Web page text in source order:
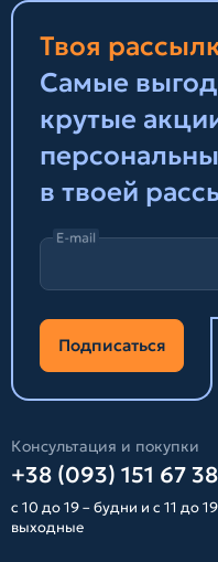
Твоя
Самые
крутые
в твоей
E-mail
Подписаться
Консультация и покупки
+38 (093) 151 67 38
с 10 до 19 – будни и с 11 до
выходные